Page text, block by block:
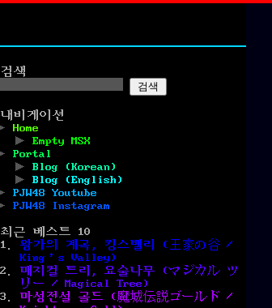
검색
검색
내비게이션
Home
Empty MSX
Portal
Blog (Korean)
Blog (English)
PJW48 Youtube
PJW48 Instagram
최근 베스트 10
왕가의 계곡, 킹스밸리 (王家の谷 /
King’s Valley)
매지컬 트리, 요술나무 (マジカル ツ
リー / Magical Tree)
마성전설 골드 (魔城伝説ゴールド /